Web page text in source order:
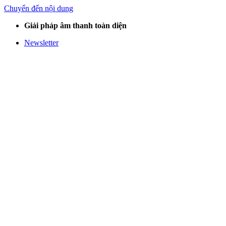
Chuyển đến nội dung
Giải pháp âm thanh toàn diện
Newsletter